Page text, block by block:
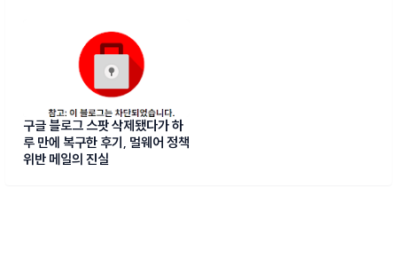
구글 블로그 스팟 삭제됐다가 하
루 만에 복구한 후기, 멀웨어 정책
위반 메일의 진실